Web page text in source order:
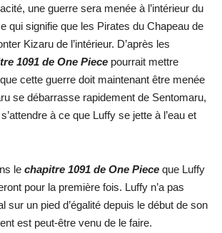
une guerre sera menée à l’intérieur du
qui signifie que les Pirates du Chapeau de
Kizaru de l’intérieur. D’après les
1091 de One Piece pourrait mettre
cette guerre doit maintenant être menée
se débarrasse rapidement de Sentomaru,
à ce que Luffy se jette à l’eau et
le chapitre 1091 de One Piece que Luffy
pour la première fois. Luffy n’a pas
sur un pied d’égalité depuis le début de son
est peut-être venu de le faire.